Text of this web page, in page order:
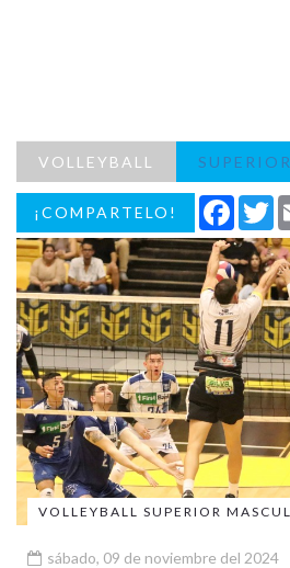
VOLLEYBALL
¡COMPARTELO!
VOLLEYBALL SUPERIOR
sábado, 09 de noviembre del 2024